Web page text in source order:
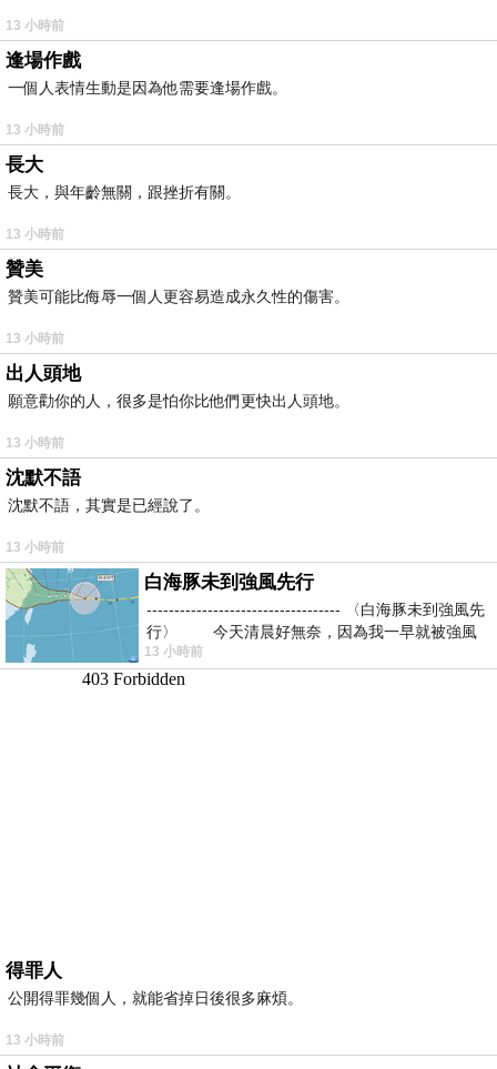
13 小時前
逢場作戲
一個人表情生動是因為他需要逢場作戲。
13 小時前
長大
長大，與年齡無關，跟挫折有關。
13 小時前
贊美
贊美可能比侮辱一個人更容易造成永久性的傷害。
13 小時前
出人頭地
願意勸你的人，很多是怕你比他們更快出人頭地。
13 小時前
沈默不語
沈默不語，其實是已經說了。
13 小時前
白海豚未到強風先行
----------------------------------- 〈白海豚未到強風先
行〉 今天清晨好無奈，因為我一早就被強風
13 小時前
得罪人
公開得罪幾個人，就能省掉日後很多麻煩。
13 小時前